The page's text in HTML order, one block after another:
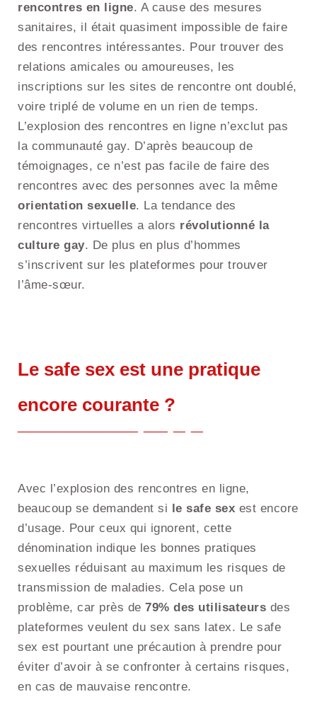
rencontres en ligne. A cause des mesures
sanitaires, il était quasiment impossible de faire
des rencontres intéressantes. Pour trouver des
relations amicales ou amoureuses, les
inscriptions sur les sites de rencontre ont doublé,
voire triplé de volume en un rien de temps.
L’explosion des rencontres en ligne n’exclut pas
la communauté gay. D’après beaucoup de
témoignages, ce n’est pas facile de faire des
rencontres avec des personnes avec la même
orientation sexuelle. La tendance des
rencontres virtuelles a alors révolutionné la
culture gay. De plus en plus d’hommes
s’inscrivent sur les plateformes pour trouver
l’âme-sœur.
Le safe sex est une pratique
encore courante ?
Avec l’explosion des rencontres en ligne,
beaucoup se demandent si
le safe sex est encore
d’usage. Pour ceux qui ignorent, cette
dénomination indique les bonnes pratiques
sexuelles réduisant au maximum les risques de
transmission de maladies. Cela pose un
problème, car près de 79% des utilisateurs des
plateformes veulent du sex sans latex. Le safe
sex est pourtant une précaution à prendre pour
éviter d’avoir à se confronter à certains risques,
en cas de mauvaise rencontre.